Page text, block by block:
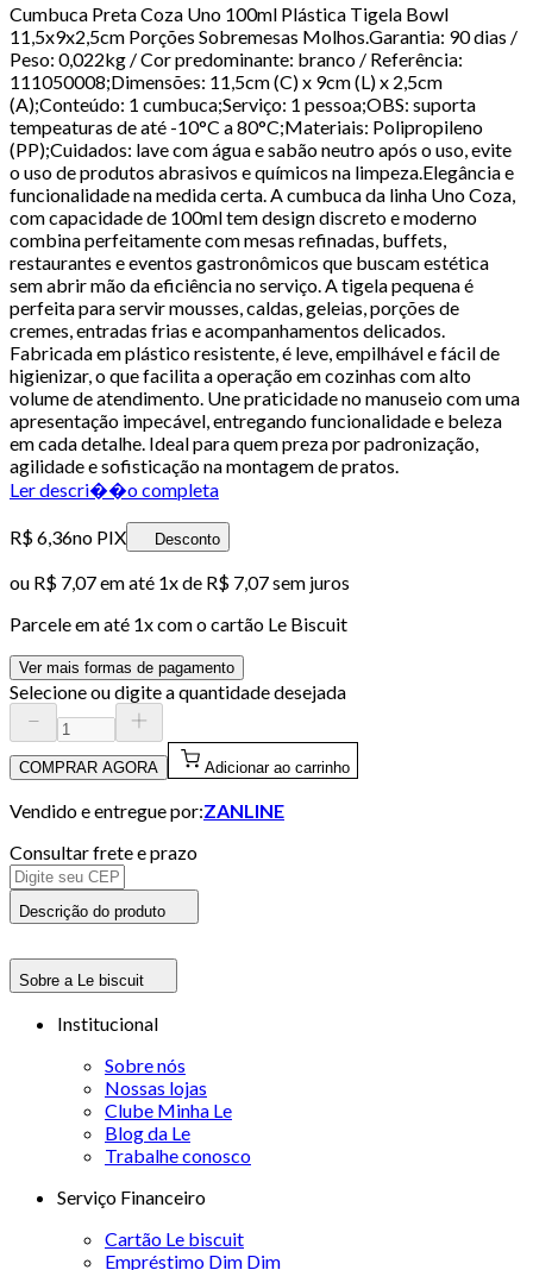
Cumbuca Preta Coza Uno 100ml Plástica Tigela Bowl
11,5x9x2,5cm Porções Sobremesas Molhos.Garantia: 90 dias /
Peso: 0,022kg / Cor predominante: branco / Referência:
111050008;Dimensões: 11,5cm (C) x 9cm (L) x 2,5cm
(A);Conteúdo: 1 cumbuca;Serviço: 1 pessoa;OBS: suporta
tempeaturas de até -10°C a 80°C;Materiais: Polipropileno
(PP);Cuidados: lave com água e sabão neutro após o uso, evite
o uso de produtos abrasivos e químicos na limpeza.Elegância e
funcionalidade na medida certa. A cumbuca da linha Uno Coza,
com capacidade de 100ml tem design discreto e moderno
combina perfeitamente com mesas refinadas, buffets,
restaurantes e eventos gastronômicos que buscam estética
sem abrir mão da eficiência no serviço. A tigela pequena é
perfeita para servir mousses, caldas, geleias, porções de
cremes, entradas frias e acompanhamentos delicados.
Fabricada em plástico resistente, é leve, empilhável e fácil de
higienizar, o que facilita a operação em cozinhas com alto
volume de atendimento. Une praticidade no manuseio com uma
apresentação impecável, entregando funcionalidade e beleza
em cada detalhe. Ideal para quem preza por padronização,
agilidade e sofisticação na montagem de pratos.
Ler descri��o completa
R$ 6,36no PIX Desconto
ou R$ 7,07em até 1x de R$ 7,07sem juros
Parcele em até 1x com o cartão Le Biscuit
Ver mais formas de pagamento
Selecione ou digite a quantidade desejada
COMPRAR AGORA Adicionar ao carrinho
Vendido e entregue por:ZANLINE
Consultar frete e prazo
Descrição do produto
Sobre a Le biscuit
Institucional
Sobre nós
Nossas lojas
Clube Minha Le
Blog da Le
Trabalhe conosco
Serviço Financeiro
Cartão Le biscuit
Empréstimo Dim Dim